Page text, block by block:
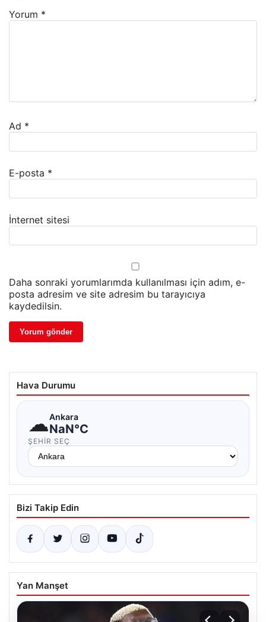
Yorum *
Ad *
E-posta *
İnternet sitesi
Daha sonraki yorumlarımda kullanılması için adım, e-
posta adresim ve site adresim bu tarayıcıya
kaydedilsin.
Hava Durumu
☁Ankara
NaN°C
ŞEHIR SEÇ
Bizi Takip Edin
Yan Manşet